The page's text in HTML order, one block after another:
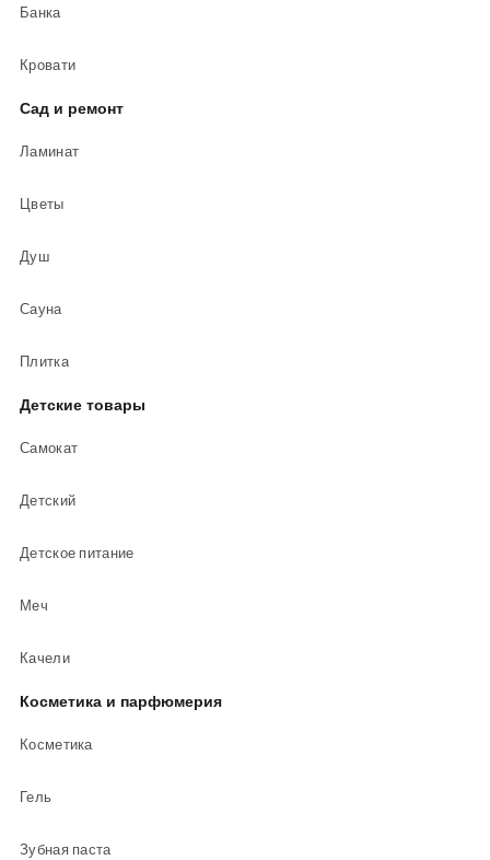
Банка
Кровати
Сад и ремонт
Ламинат
Цветы
Душ
Сауна
Плитка
Детские товары
Самокат
Детский
Детское питание
Меч
Качели
Косметика и парфюмерия
Косметика
Гель
Зубная паста